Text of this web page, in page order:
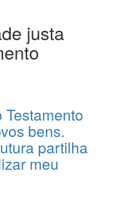
justa
bens.
partilha
meu